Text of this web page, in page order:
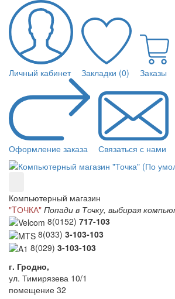
Личный кабинет Закладки (0) Заказы
Оформление заказа Связаться с нами
Компьютерный магазин
"TОЧКА" Попади в Точку, выбирая
8(0152) 717-103
8(033) 3-103-103
8(029) 3-103-103
г. Гродно,
ул. Тимирязева 10/1
помещение 32